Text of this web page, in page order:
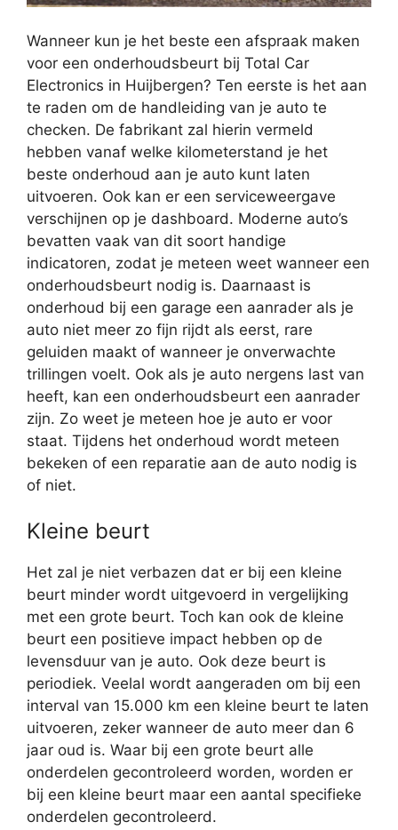
Wanneer kun je het beste een afspraak maken
voor een onderhoudsbeurt bij Total Car
Electronics in Huijbergen? Ten eerste is het aan
te raden om de handleiding van je auto te
checken. De fabrikant zal hierin vermeld
hebben vanaf welke kilometerstand je het
beste onderhoud aan je auto kunt laten
uitvoeren. Ook kan er een serviceweergave
verschijnen op je dashboard. Moderne auto’s
bevatten vaak van dit soort handige
indicatoren, zodat je meteen weet wanneer een
onderhoudsbeurt nodig is. Daarnaast is
onderhoud bij een garage een aanrader als je
auto niet meer zo fijn rijdt als eerst, rare
geluiden maakt of wanneer je onverwachte
trillingen voelt. Ook als je auto nergens last van
heeft, kan een onderhoudsbeurt een aanrader
zijn. Zo weet je meteen hoe je auto er voor
staat. Tijdens het onderhoud wordt meteen
bekeken of een reparatie aan de auto nodig is
of niet.
Kleine beurt
Het zal je niet verbazen dat er bij een kleine
beurt minder wordt uitgevoerd in vergelijking
met een grote beurt. Toch kan ook de kleine
beurt een positieve impact hebben op de
levensduur van je auto. Ook deze beurt is
periodiek. Veelal wordt aangeraden om bij een
interval van 15.000 km een kleine beurt te laten
uitvoeren, zeker wanneer de auto meer dan 6
jaar oud is. Waar bij een grote beurt alle
onderdelen gecontroleerd worden, worden er
bij een kleine beurt maar een aantal specifieke
onderdelen gecontroleerd.